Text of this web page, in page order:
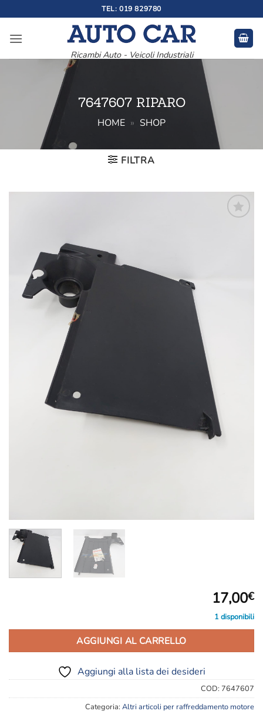
ai
contenuti
TEL: 019 829780
Ricambi Auto - Veicoli Industriali
7647607 RIPARO
HOME » SHOP
FILTRA
17,00€
1 disponibili
AGGIUNGI AL CARRELLO
Aggiungi alla lista dei desideri
COD: 7647607
Categoria: Altri articoli per raffreddamento motore